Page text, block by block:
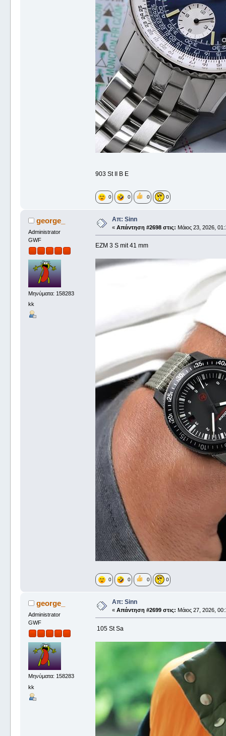
903 St II B E
0 0 0 0
george_
Administrator
GWF
Μηνύματα: 158283
kk
Απ: Sinn
« Απάντηση #2698 στις: Μάιος 23, 2026,
EZM 3 S mit 41 mm
0 0 0 0
george_
Administrator
GWF
Μηνύματα: 158283
kk
Απ: Sinn
« Απάντηση #2699 στις: Μάιος 27, 2026,
105 St Sa